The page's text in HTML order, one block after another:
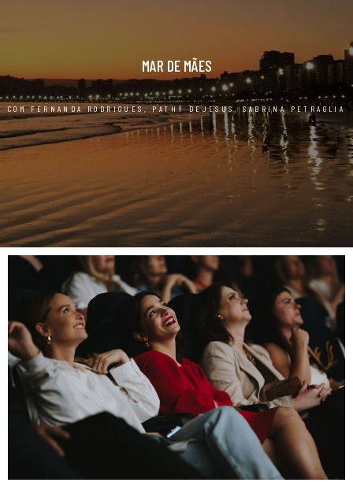
MAR DE MÃES
COM FERNANDA RODRIGUES, PATHY DEJESUS, SABRINA PETRAGLIA